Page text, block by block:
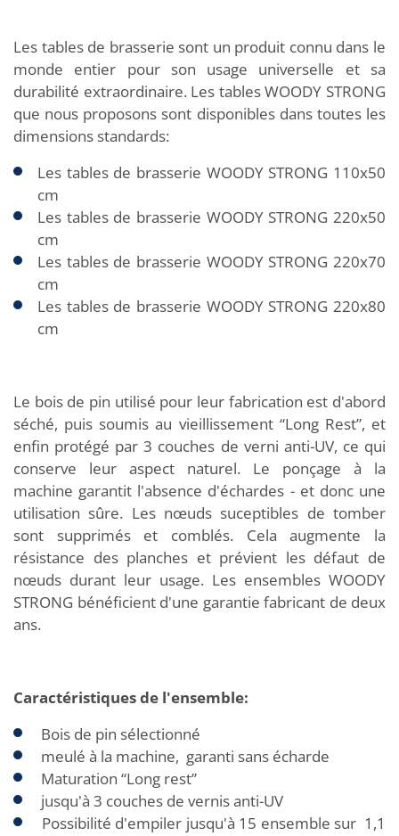
Les tables de brasserie sont un produit connu dans le
monde entier pour son usage universelle et sa
durabilité extraordinaire. Les tables WOODY STRONG
que nous proposons sont disponibles dans toutes les
dimensions standards:
Les tables de brasserie WOODY STRONG 110x50
cm
Les tables de brasserie WOODY STRONG 220x50
cm
Les tables de brasserie WOODY STRONG 220x70
cm
Les tables de brasserie WOODY STRONG 220x80
cm
Le bois de pin utilisé pour leur fabrication est d'abord
séché, puis soumis au vieillissement “Long Rest”, et
enfin protégé par 3 couches de verni anti-UV, ce qui
conserve leur aspect naturel. Le ponçage à la
machine garantit l'absence d'échardes - et donc une
utilisation sûre. Les nœuds suceptibles de tomber
sont supprimés et comblés. Cela augmente la
résistance des planches et prévient les défaut de
nœuds durant leur usage. Les ensembles WOODY
STRONG bénéficient d'une garantie fabricant de deux
ans.
Caractéristiques de l'ensemble:
Bois de pin sélectionné
meulé à la machine, garanti sans écharde
Maturation “Long rest”
jusqu'à 3 couches de vernis anti-UV
Possibilité d'empiler jusqu'à 15 ensemble sur 1,1